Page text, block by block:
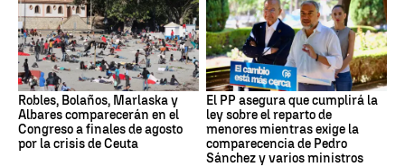
Robles, Bolaños, Marlaska y
Albares comparecerán en el
Congreso a finales de agosto
por la crisis de Ceuta
El PP asegura que cumplirá la
ley sobre el reparto de
menores mientras exige la
comparecencia de Pedro
Sánchez y varios ministros